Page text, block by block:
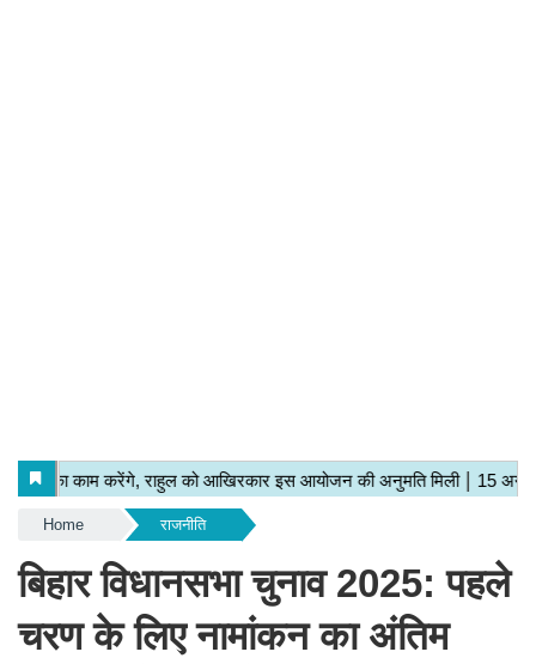
Home राजनीति
बिहार विधानसभा चुनाव 2025: पहले
चरण के लिए नामांकन का अंतिम